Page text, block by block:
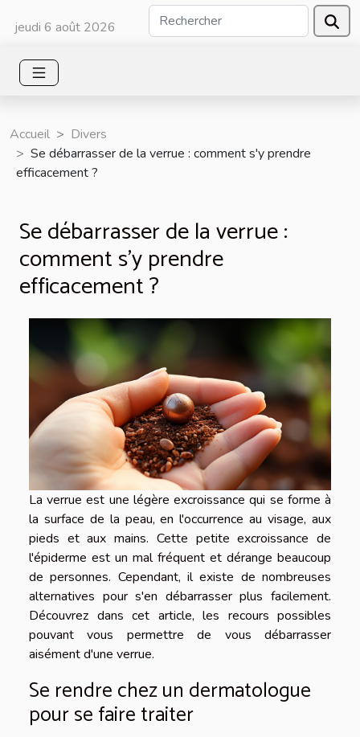
jeudi 6 août 2026
Accueil
Divers
Se débarrasser de la verrue : comment s'y prendre
efficacement ?
Se débarrasser de la verrue :
comment s'y prendre
efficacement ?
La verrue est une légère excroissance qui se forme à
la surface de la peau, en l'occurrence au visage, aux
pieds et aux mains. Cette petite excroissance de
l'épiderme est un mal fréquent et dérange beaucoup
de personnes. Cependant, il existe de nombreuses
alternatives pour s'en débarrasser plus facilement.
Découvrez dans cet article, les recours possibles
pouvant vous permettre de vous débarrasser
aisément d'une verrue.
Se rendre chez un dermatologue
pour se faire traiter